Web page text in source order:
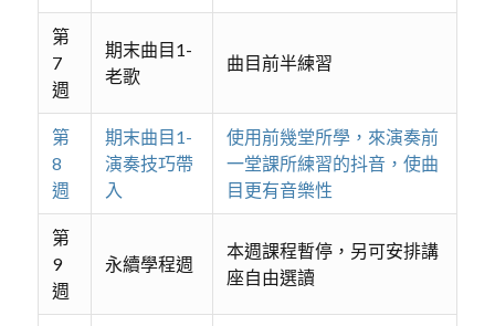
第
7
週
期末曲目1-
老歌
曲目前半練習
第
8
週
期末曲目1-
演奏技巧帶
入
使用前幾堂所學，來演奏前
一堂課所練習的抖音，使曲
目更有音樂性
第
9
週
永續學程週
本週課程暫停，另可安排講
座自由選讀